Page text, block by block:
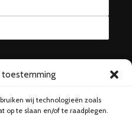
toestemming
wij technologieën zoals
op te slaan en/of te raadplegen.